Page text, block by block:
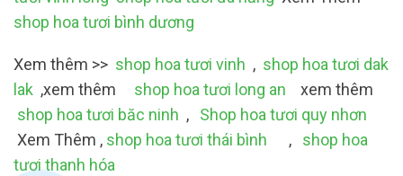
shop hoa tươi bình dương
Xem thêm >> shop hoa tươi vinh , shop hoa tươi dak
lak ,xem thêm shop hoa tươi long an xem thêm
shop hoa tươi băc ninh ,
Shop hoa tươi quy nhơn
Xem Thêm , shop hoa tươi thái bình ,
shop hoa
tươi thanh hóa